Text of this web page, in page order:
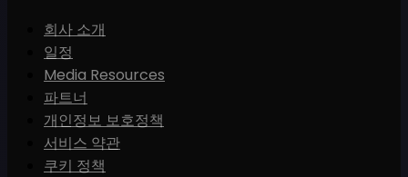
회사 소개
일정
Media Resources
파트너
개인정보 보호정책
서비스 약관
쿠키 정책